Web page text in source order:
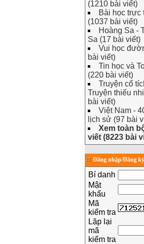
(1210 bài viết)
Bài học trực
(1037 bài viết)
Hoàng Sa -
Sa (17 bài viết)
Vui học
bài viết)
Tin học và
(220 bài viết)
Truyện cổ
Truyện thiếu
bài viết)
Việt Nam -
lịch sử (97 bài
Xem toàn
viết (8223 bài
Đăng nhập/Đăng ký
Bí danh
Mật
khẩu
Mã
kiểm tra
Lặp lại
mã
kiểm tra